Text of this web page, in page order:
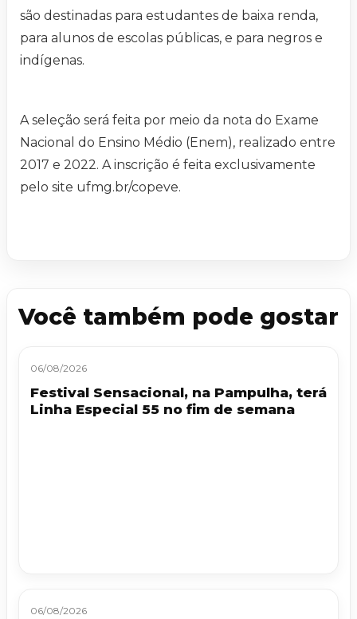
são destinadas para estudantes de baixa renda,
para alunos de escolas públicas, e para negros e
indígenas.
A seleção será feita por meio da nota do Exame
Nacional do Ensino Médio (Enem), realizado entre
2017 e 2022. A inscrição é feita exclusivamente
pelo site ufmg.br/copeve.
Você também pode gostar
06/08/2026
Festival Sensacional, na Pampulha, terá
Linha Especial 55 no fim de semana
06/08/2026